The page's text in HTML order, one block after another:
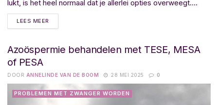
lukt, is het heel normaal dat je allerlei opties overweegt....
LEES MEER
Azoöspermie behandelen met TESE, MESA
of PESA
DOOR ANNELINDE VAN DE BOOM 28 MEI 2025 0
PROBLEMEN MET ZWANGER WORDEN